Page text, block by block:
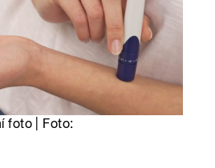
foto | Foto: